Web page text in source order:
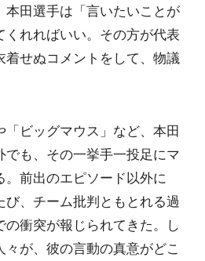
本田選手は「言いたいことが
くれればいい。その方が代表
着せぬコメントをして、物議
「ビッグマウス」など、本田
も、その一挙手一投足にマ
。前出のエピソード以外に
び、チーム批判ともとれる過
衝突が報じられてきた。し
が、彼の言動の真意がどこ